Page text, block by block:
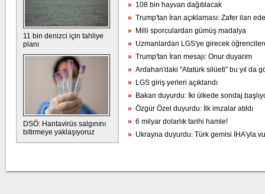
11 bin denizci için tahliye
planı
DSÖ: Hantavirüs salgınını
bitirmeye yaklaşıyoruz
» 108 bin hayvan dağıtılacak
» Trump'tan İran açıklaması: Zafer ilan
» Milli sporculardan gümüş madalya
» Uzmanlardan LGS'ye girecek
» Trump'tan İran mesajı: Onur duyarım
» Ardahan'daki "Atatürk silüeti" bu yıl da
» LGS giriş yerleri açıklandı
» Bakan duyurdu: İki ülkede sondaj
» Özgür Özel duyurdu: İlk imzalar atıldı
» 6 milyar dolarlık tarihi hamle!
» Ukrayna duyurdu: Türk gemisi İHA'yla